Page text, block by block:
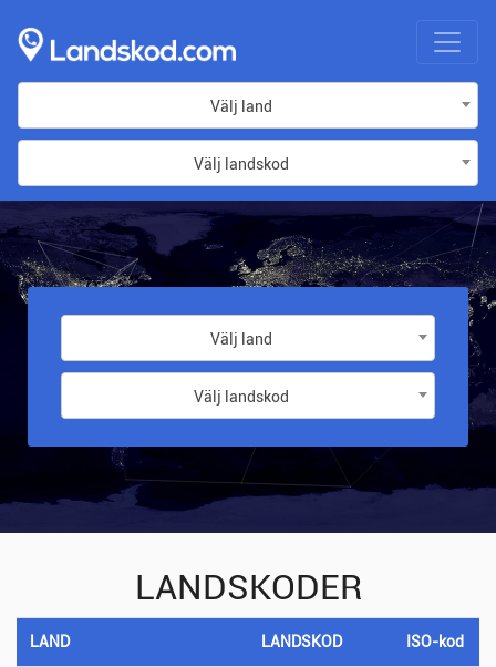
Välj land
Välj landskod
Välj land
Välj landskod
LANDSKODER
LAND LANDSKOD ISO-kod